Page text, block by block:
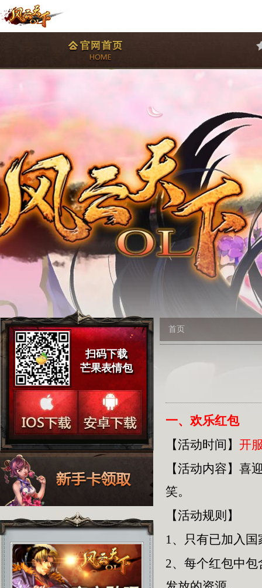
扫码下载
芒果表情包
首页
一、欢乐红包
【活动时间】 开
【活动内容】 喜
笑。
【活动规则】
1、只有已加入
2、每个红包中